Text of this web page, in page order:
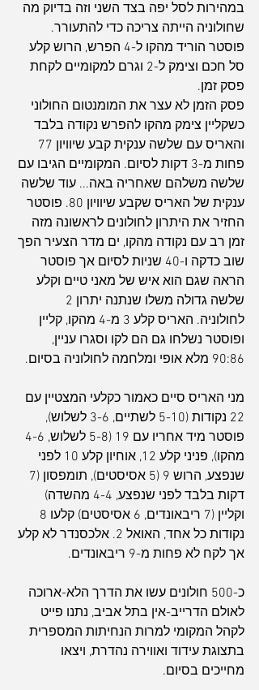
במהירות לסל יפה בצד השני וזה בדיוק מה
שחולוניה הייתה צריכה כדי להתעורר.
פוסטר הוריד מהקו ל-4 הפרש, הרוש קלע
סל חכם וצימק ל-2 וגרם למקומיים לקחת
פסק זמן.
פסק הזמן לא עצר את המומנטום החולוני
כשקליין צימק מהקו להפרש נקודה בלבד
פחות מ-3 דקות לסיום. המקומיים הגיבו עם
שלשה משלהם שאחריה באה... עוד שלשה
ענקית של האריס שקבע שיוויון 80. פוסטר
החזיר את היתרון לחולונים לראשונה מזה
זמן רב עם נקודה מהקו, ים מדר הצעיר הפך
שוב כדקה ו-40 שניות לסיום אך פוסטר
הראה שגם הוא איש של מאני טיים וקלע
לחולוניה. האריס קלע 3 מ-4 מהקו, קליין
ופוסטר נשלחו גם הם לקו וסגרו עניין,
90:86 מלא אופי ומלחמה לחולוניה בסיום.
מני האריס סיים כאמור כקלעי המצטיין עם
22 נקודות (5-10 לשתיים, 3-6 לשלוש),
מהקו), פניני קלע 12, אוחיון קלע 10 לפני
דקות בלבד לפני שנפצע, 4-4 מהשדה)
נקודות כל אחד, האואל 2. אלכסנדר לא קלע
אך לקח לא פחות מ-9 ריבאונדים.
כ-500 חולונים עשו את הדרך הלא-ארוכה
לאולם הדרייב-אין בתל אביב, נתנו פייט
לקהל המקומי למרות הנחיתות המספרית
בתצוגת עידוד ואווירה נהדרת, ויצאו
מחייכים בסיום.